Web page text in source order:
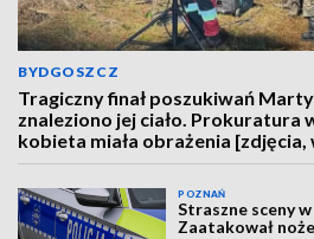
BYDGOSZCZ
Tragiczny finał poszukiwań
znaleziono jej ciało. Prokuratura
kobieta miała obrażenia [zdjęcia,
POZNAŃ
Straszne sceny
Zaatakował